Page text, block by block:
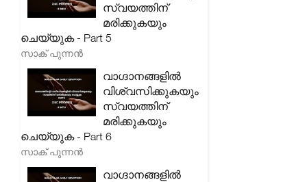
സ്വയത്തിന്
മരിക്കുകയും
ചെയ്യുക - Part 5
സാക് പുന്നൻ
വാഗ്ദാനങ്ങളിൽ
വിശ്വസിക്കുകയും
സ്വയത്തിന്
മരിക്കുകയും
ചെയ്യുക - Part 6
സാക് പുന്നൻ
വാഗ്ദാനങ്ങളിൽ